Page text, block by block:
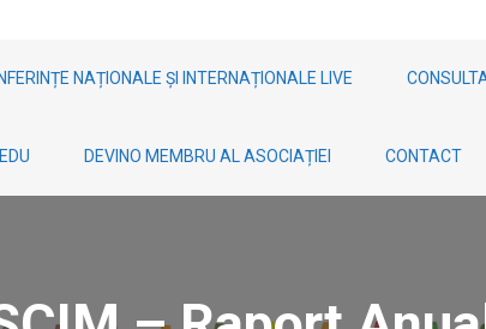
NAȚIONALE ȘI INTERNAȚIONALE LIVE
DEVINO MEMBRU AL ASOCIAȚIEI CONTACT